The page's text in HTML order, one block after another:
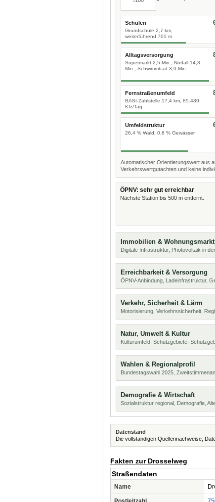
Schulen
Grundschule 2,7 km,
weiterführend 701 m
Alltagsversorgung
Supermarkt 2,5 Min., Notfall 14,3
Min., Schwimmbad 3,0 Min.
Fernstraßenumfeld
BASt-Zählstelle 17,4 km, 85.489
Kfz/Tag
Umfeldstruktur
26,4 % Wald, 0,6 % Gewässer
Automatischer Orientierungswert aus
Verkehrswertgutachten und keine
ÖPNV: sehr gut erreichbar
Nächste Station bis 500 m entfernt.
Immobilien & Wohnungsmarkt
Digitale Infrastruktur, Photovoltaik in
Erreichbarkeit & Versorgung
ÖPNV-Anbindung, Ladeinfrastruktur,
Verkehr, Sicherheit & Lärm
Motorisierung, Verkehrssicherheit,
Natur, Umwelt & Kultur
Kulturumfeld, Schutzgebiete,
Wahlen & Regionalprofil
Bundestagswahl 2025,
Demografie & Wirtschaft
Sozialstruktur regional, Demografie,
Datenstand
Die vollständigen Quellennachweise,
Fakten zur Drosselweg
Straßendaten
Name